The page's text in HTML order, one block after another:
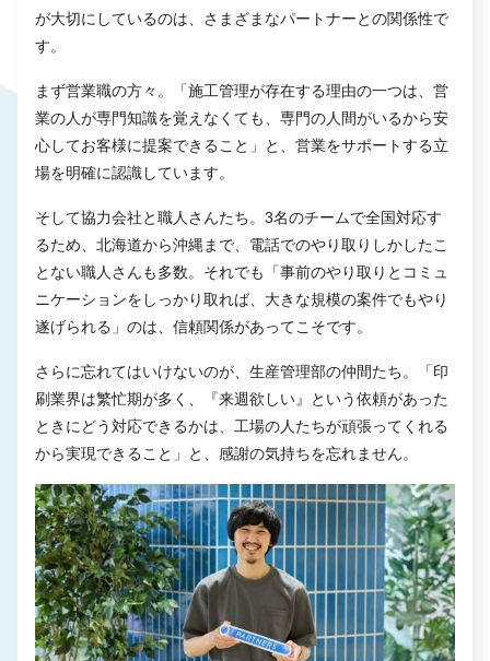
が大切にしているのは、さまざまなパートナーとの関係性で
す。
まず営業職の方々。「施工管理が存在する理由の一つは、営
業の人が専門知識を覚えなくても、専門の人間がいるから安
心してお客様に提案できること」と、営業をサポートする立
場を明確に認識しています。
そして協力会社と職人さんたち。3名のチームで全国対応す
るため、北海道から沖縄まで、電話でのやり取りしかしたこ
とない職人さんも多数。それでも「事前のやり取りとコミュ
ニケーションをしっかり取れば、大きな規模の案件でもやり
遂げられる」のは、信頼関係があってこそです。
さらに忘れてはいけないのが、生産管理部の仲間たち。「印
刷業界は繁忙期が多く、『来週欲しい』という依頼があった
ときにどう対応できるかは、工場の人たちが頑張ってくれる
から実現できること」と、感謝の気持ちを忘れません。